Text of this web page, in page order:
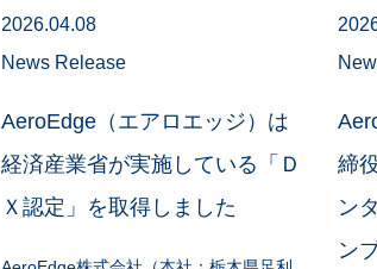
2026.04.08
News Release
AeroEdge（エアロエッジ）は
経済産業省が実施している「Ｄ
Ｘ認定」を取得しました
締
ン
ン